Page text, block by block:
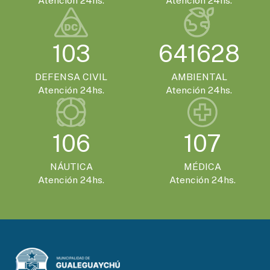
EVENTOS TURISTICOS
SÁBADO 21 DE NOVIEMBRE - 20:00HS.
El Encuentro Batuque celebra su 4ª edición
en Gualeguaychú
103
DEFENSA CIVIL
Atención 24hs.
641628
AMBIENTAL
Atención 24hs.
106
NÁUTICA
Atención 24hs.
107
MÉDICA
Atención 24hs.